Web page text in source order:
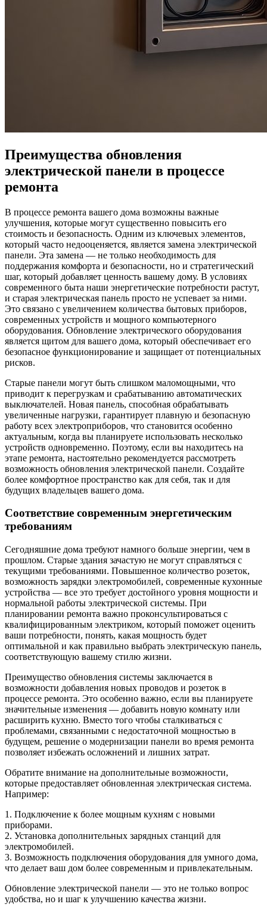
Преимущества обновления
электрической панели в процессе
ремонта
В процессе ремонта вашего дома возможны важные
улучшения, которые могут существенно повысить его
стоимость и безопасность. Одним из ключевых элементов,
который часто недооценяется, является замена электрической
панели. Эта замена — не только необходимость для
поддержания комфорта и безопасности, но и стратегический
шаг, который добавляет ценность вашему дому. В условиях
современного быта наши энергетические потребности растут,
и старая электрическая панель просто не успевает за ними.
Это связано с увеличением количества бытовых приборов,
современных устройств и мощного компьютерного
оборудования. Обновление электрического оборудования
является щитом для вашего дома, который обеспечивает его
безопасное функционирование и защищает от потенциальных
рисков.
Старые панели могут быть слишком маломощными, что
приводит к перегрузкам и срабатыванию автоматических
выключателей. Новая панель, способная обрабатывать
увеличенные нагрузки, гарантирует плавную и безопасную
работу всех электроприборов, что становится особенно
актуальным, когда вы планируете использовать несколько
устройств одновременно. Поэтому, если вы находитесь на
этапе ремонта, настоятельно рекомендуется рассмотреть
возможность обновления электрической панели. Создайте
более комфортное пространство как для себя, так и для
будущих владельцев вашего дома.
Соответствие современным энергетическим
требованиям
Сегодняшние дома требуют намного больше энергии, чем в
прошлом. Старые здания зачастую не могут справляться с
текущими требованиями. Повышенное количество розеток,
возможность зарядки электромобилей, современные кухонные
устройства — все это требует достойного уровня мощности и
нормальной работы электрической системы. При
планировании ремонта важно проконсультироваться с
квалифицированным электриком, который поможет оценить
ваши потребности, понять, какая мощность будет
оптимальной и как правильно выбрать электрическую панель,
соответствующую вашему стилю жизни.
Преимущество обновления системы заключается в
возможности добавления новых проводов и розеток в
процессе ремонта. Это особенно важно, если вы планируете
значительные изменения — добавить новую комнату или
расширить кухню. Вместо того чтобы сталкиваться с
проблемами, связанными с недостаточной мощностью в
будущем, решение о модернизации панели во время ремонта
позволяет избежать осложнений и лишних затрат.
Обратите внимание на дополнительные возможности,
которые предоставляет обновленная электрическая система.
Например:
1. Подключение к более мощным кухням с новыми
приборами.
2. Установка дополнительных зарядных станций для
электромобилей.
3. Возможность подключения оборудования для умного дома,
что делает ваш дом более современным и привлекательным.
Обновление электрической панели — это не только вопрос
удобства, но и шаг к улучшению качества жизни.